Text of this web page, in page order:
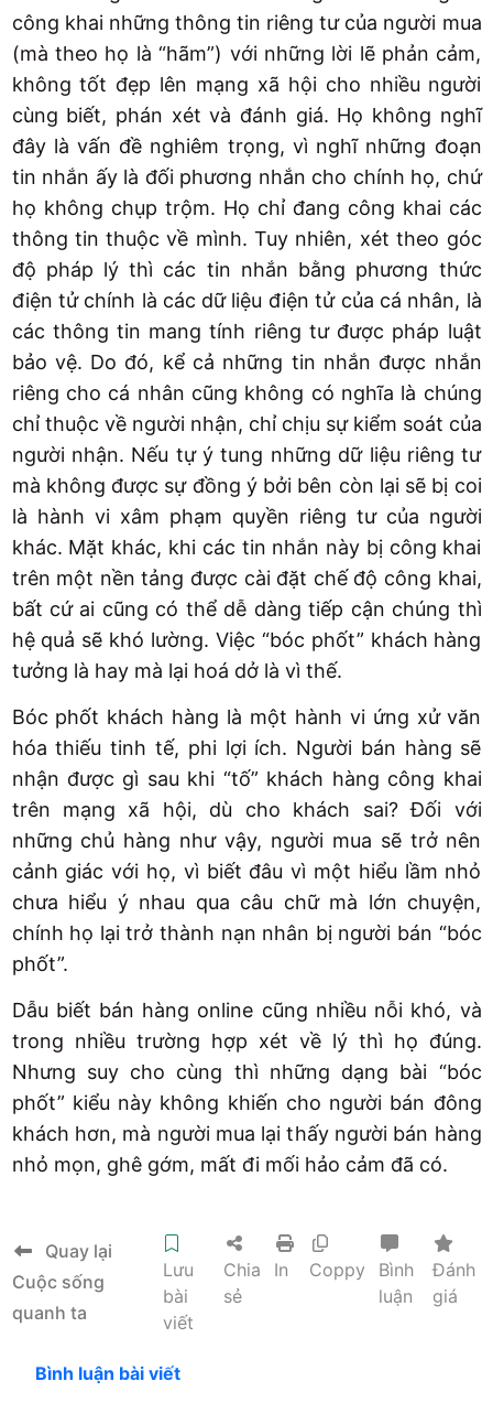
công khai những thông tin riêng tư của người mua
(mà theo họ là “hãm”) với những lời lẽ phản cảm,
không tốt đẹp lên mạng xã hội cho nhiều người
cùng biết, phán xét và đánh giá. Họ không nghĩ
đây là vấn đề nghiêm trọng, vì nghĩ những đoạn
tin nhắn ấy là đối phương nhắn cho chính họ, chứ
họ không chụp trộm. Họ chỉ đang công khai các
thông tin thuộc về mình. Tuy nhiên, xét theo góc
độ pháp lý thì các tin nhắn bằng phương thức
điện tử chính là các dữ liệu điện tử của cá nhân, là
các thông tin mang tính riêng tư được pháp luật
bảo vệ. Do đó, kể cả những tin nhắn được nhắn
riêng cho cá nhân cũng không có nghĩa là chúng
chỉ thuộc về người nhận, chỉ chịu sự kiểm soát của
người nhận. Nếu tự ý tung những dữ liệu riêng tư
mà không được sự đồng ý bởi bên còn lại sẽ bị coi
là hành vi xâm phạm quyền riêng tư của người
khác. Mặt khác, khi các tin nhắn này bị công khai
trên một nền tảng được cài đặt chế độ công khai,
bất cứ ai cũng có thể dễ dàng tiếp cận chúng thì
hệ quả sẽ khó lường. Việc “bóc phốt” khách hàng
tưởng là hay mà lại hoá dở là vì thế.
Bóc phốt khách hàng là một hành vi ứng xử văn
hóa thiếu tinh tế, phi lợi ích. Người bán hàng sẽ
nhận được gì sau khi “tố” khách hàng công khai
trên mạng xã hội, dù cho khách sai? Đối với
những chủ hàng như vậy, người mua sẽ trở nên
cảnh giác với họ, vì biết đâu vì một hiểu lầm nhỏ
chưa hiểu ý nhau qua câu chữ mà lớn chuyện,
chính họ lại trở thành nạn nhân bị người bán “bóc
phốt”.
Dẫu biết bán hàng online cũng nhiều nỗi khó, và
trong nhiều trường hợp xét về lý thì họ đúng.
Nhưng suy cho cùng thì những dạng bài “bóc
phốt” kiểu này không khiến cho người bán đông
khách hơn, mà người mua lại thấy người bán hàng
nhỏ mọn, ghê gớm, mất đi mối hảo cảm đã có.
Quay lại
Cuộc sống
quanh ta
Lưu
bài
viết
Chia
sẻ
In Coppy
Bình
luận
Đánh
giá
Bình luận bài viết